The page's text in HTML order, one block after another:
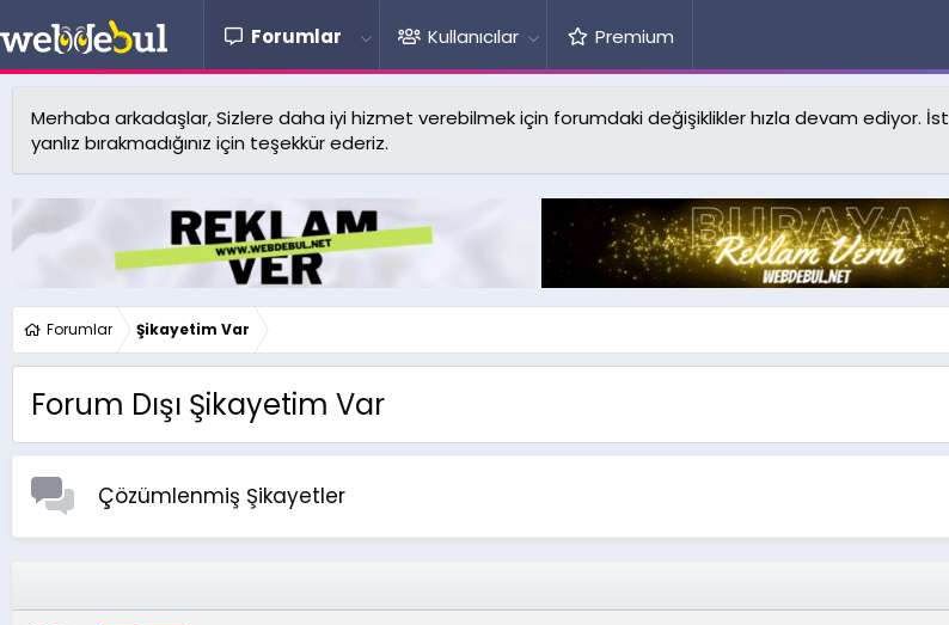
Forumlar Kullanıcılar Premium
Merhaba arkadaşlar, Sizlere daha iyi hizmet verebilmek için forumdaki değişiklikler hızla devam ediyor.
yanlız bırakmadığınız için teşekkür ederiz.
Forumlar Şikayetim Var
Forum Dışı Şikayetim Var
Çözümlenmiş Şikayetler